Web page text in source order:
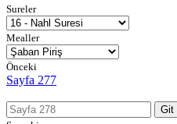
Sureler
Mealler
Önceki
Sayfa 277
Git